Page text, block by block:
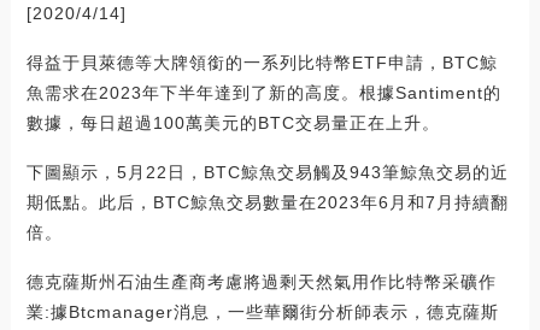
[2020/4/14]
得益于貝萊德等大牌領銜的一系列比特幣ETF申請，BTC鯨
魚需求在2023年下半年達到了新的高度。根據Santiment的
數據，每日超過100萬美元的BTC交易量正在上升。
下圖顯示，5月22日，BTC鯨魚交易觸及943筆鯨魚交易的近
期低點。此后，BTC鯨魚交易數量在2023年6月和7月持續翻
倍。
德克薩斯州石油生產商考慮將過剩天然氣用作比特幣采礦作
業:據Btcmanager消息，一些華爾街分析師表示，德克薩斯